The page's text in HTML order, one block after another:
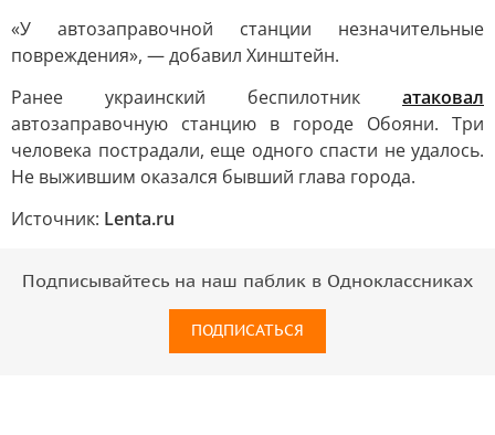
«У автозаправочной станции незначительные
повреждения», — добавил Хинштейн.
Ранее украинский беспилотник атаковал
автозаправочную станцию в городе Обояни. Три
человека пострадали, еще одного спасти не удалось.
Не выжившим оказался бывший глава города.
Источник: Lenta.ru
Подписывайтесь на наш паблик в Одноклассниках
ПОДПИСАТЬСЯ